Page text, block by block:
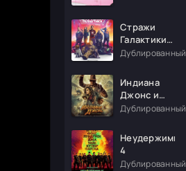
Стражи
Галактики.
Часть 3
Дублированный
Индиана
Джонс и
колесо
Дублированный
Неудержимые
4
Дублированный